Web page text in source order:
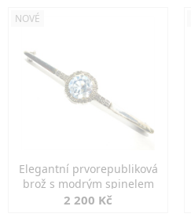
NOVÉ
Elegantní prvorepubliková
brož s modrým spinelem
2 200 Kč